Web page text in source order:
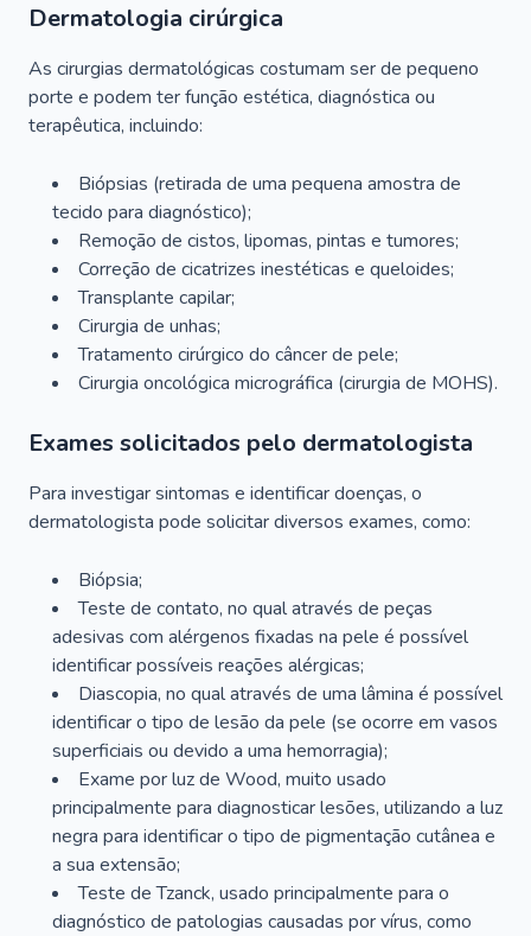
Dermatologia cirúrgica
As cirurgias dermatológicas costumam ser de pequeno
porte e podem ter função estética, diagnóstica ou
terapêutica, incluindo:
Biópsias (retirada de uma pequena amostra de
tecido para diagnóstico);
Remoção de cistos, lipomas, pintas e tumores;
Correção de cicatrizes inestéticas e queloides;
Transplante capilar;
Cirurgia de unhas;
Tratamento cirúrgico do câncer de pele;
Cirurgia oncológica micrográfica (cirurgia de MOHS).
Exames solicitados pelo dermatologista
Para investigar sintomas e identificar doenças, o
dermatologista pode solicitar diversos exames, como:
Biópsia;
Teste de contato, no qual através de peças
adesivas com alérgenos fixadas na pele é possível
identificar possíveis reações alérgicas;
Diascopia, no qual através de uma lâmina é possível
identificar o tipo de lesão da pele (se ocorre em vasos
superficiais ou devido a uma hemorragia);
Exame por luz de Wood, muito usado
principalmente para diagnosticar lesões, utilizando a luz
negra para identificar o tipo de pigmentação cutânea e
a sua extensão;
Teste de Tzanck, usado principalmente para o
diagnóstico de patologias causadas por vírus, como